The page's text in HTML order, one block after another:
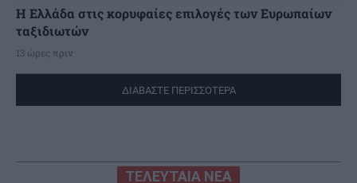
Η Ελλάδα στις κορυφαίες επιλογές των Ευρωπαίων
ταξιδιωτών
13 ώρες πριν
ΔΙΑΒΑΣΤΕ ΠΕΡΙΣΣΟΤΕΡΑ